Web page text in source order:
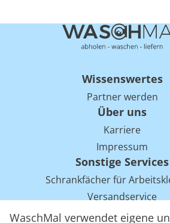
WaschMal verwendet eigene
Wissenswertes
Partner werden
Über uns
Karriere
Impressum
Sonstige Services
Schrankfächer für
Versandservice
Einsparpotentiale für Mietwäsche